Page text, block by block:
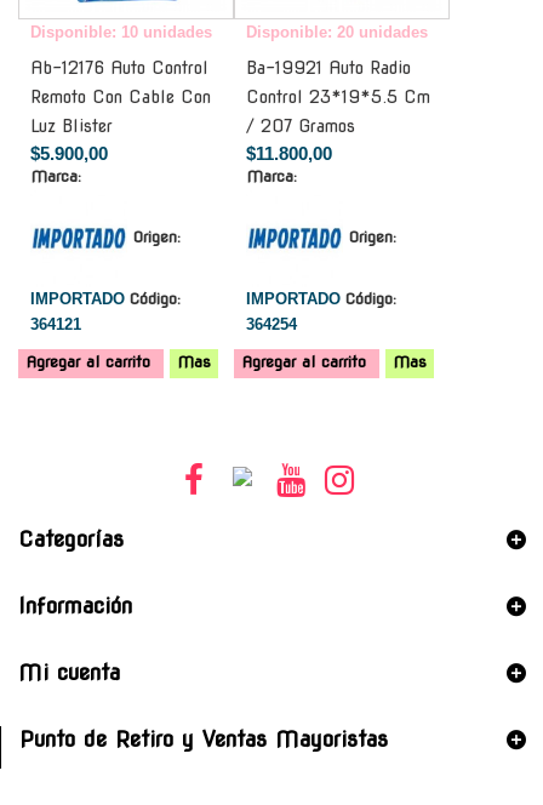
Disponible: 10 unidades
Ab-12176 Auto Control
Remoto Con Cable Con
Luz Blister
$5.900,00
Marca:
Origen:
IMPORTADO Código:
364121
Agregar al carrito Mas
Disponible: 20 unidades
Ba-19921 Auto Radio
Control 23*19*5.5 Cm
/ 207 Gramos
$11.800,00
Marca:
Origen:
IMPORTADO Código:
364254
Agregar al carrito Mas
Categorías
Información
Mi cuenta
Punto de Retiro y Ventas Mayoristas